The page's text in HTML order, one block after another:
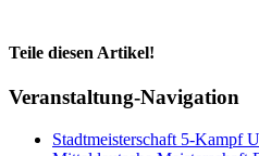
Teile diesen Artikel!
Facebook
X
WhatsApp
Telegram
Veranstaltung-Navigation
Stadtmeisterschaft 5-Kampf